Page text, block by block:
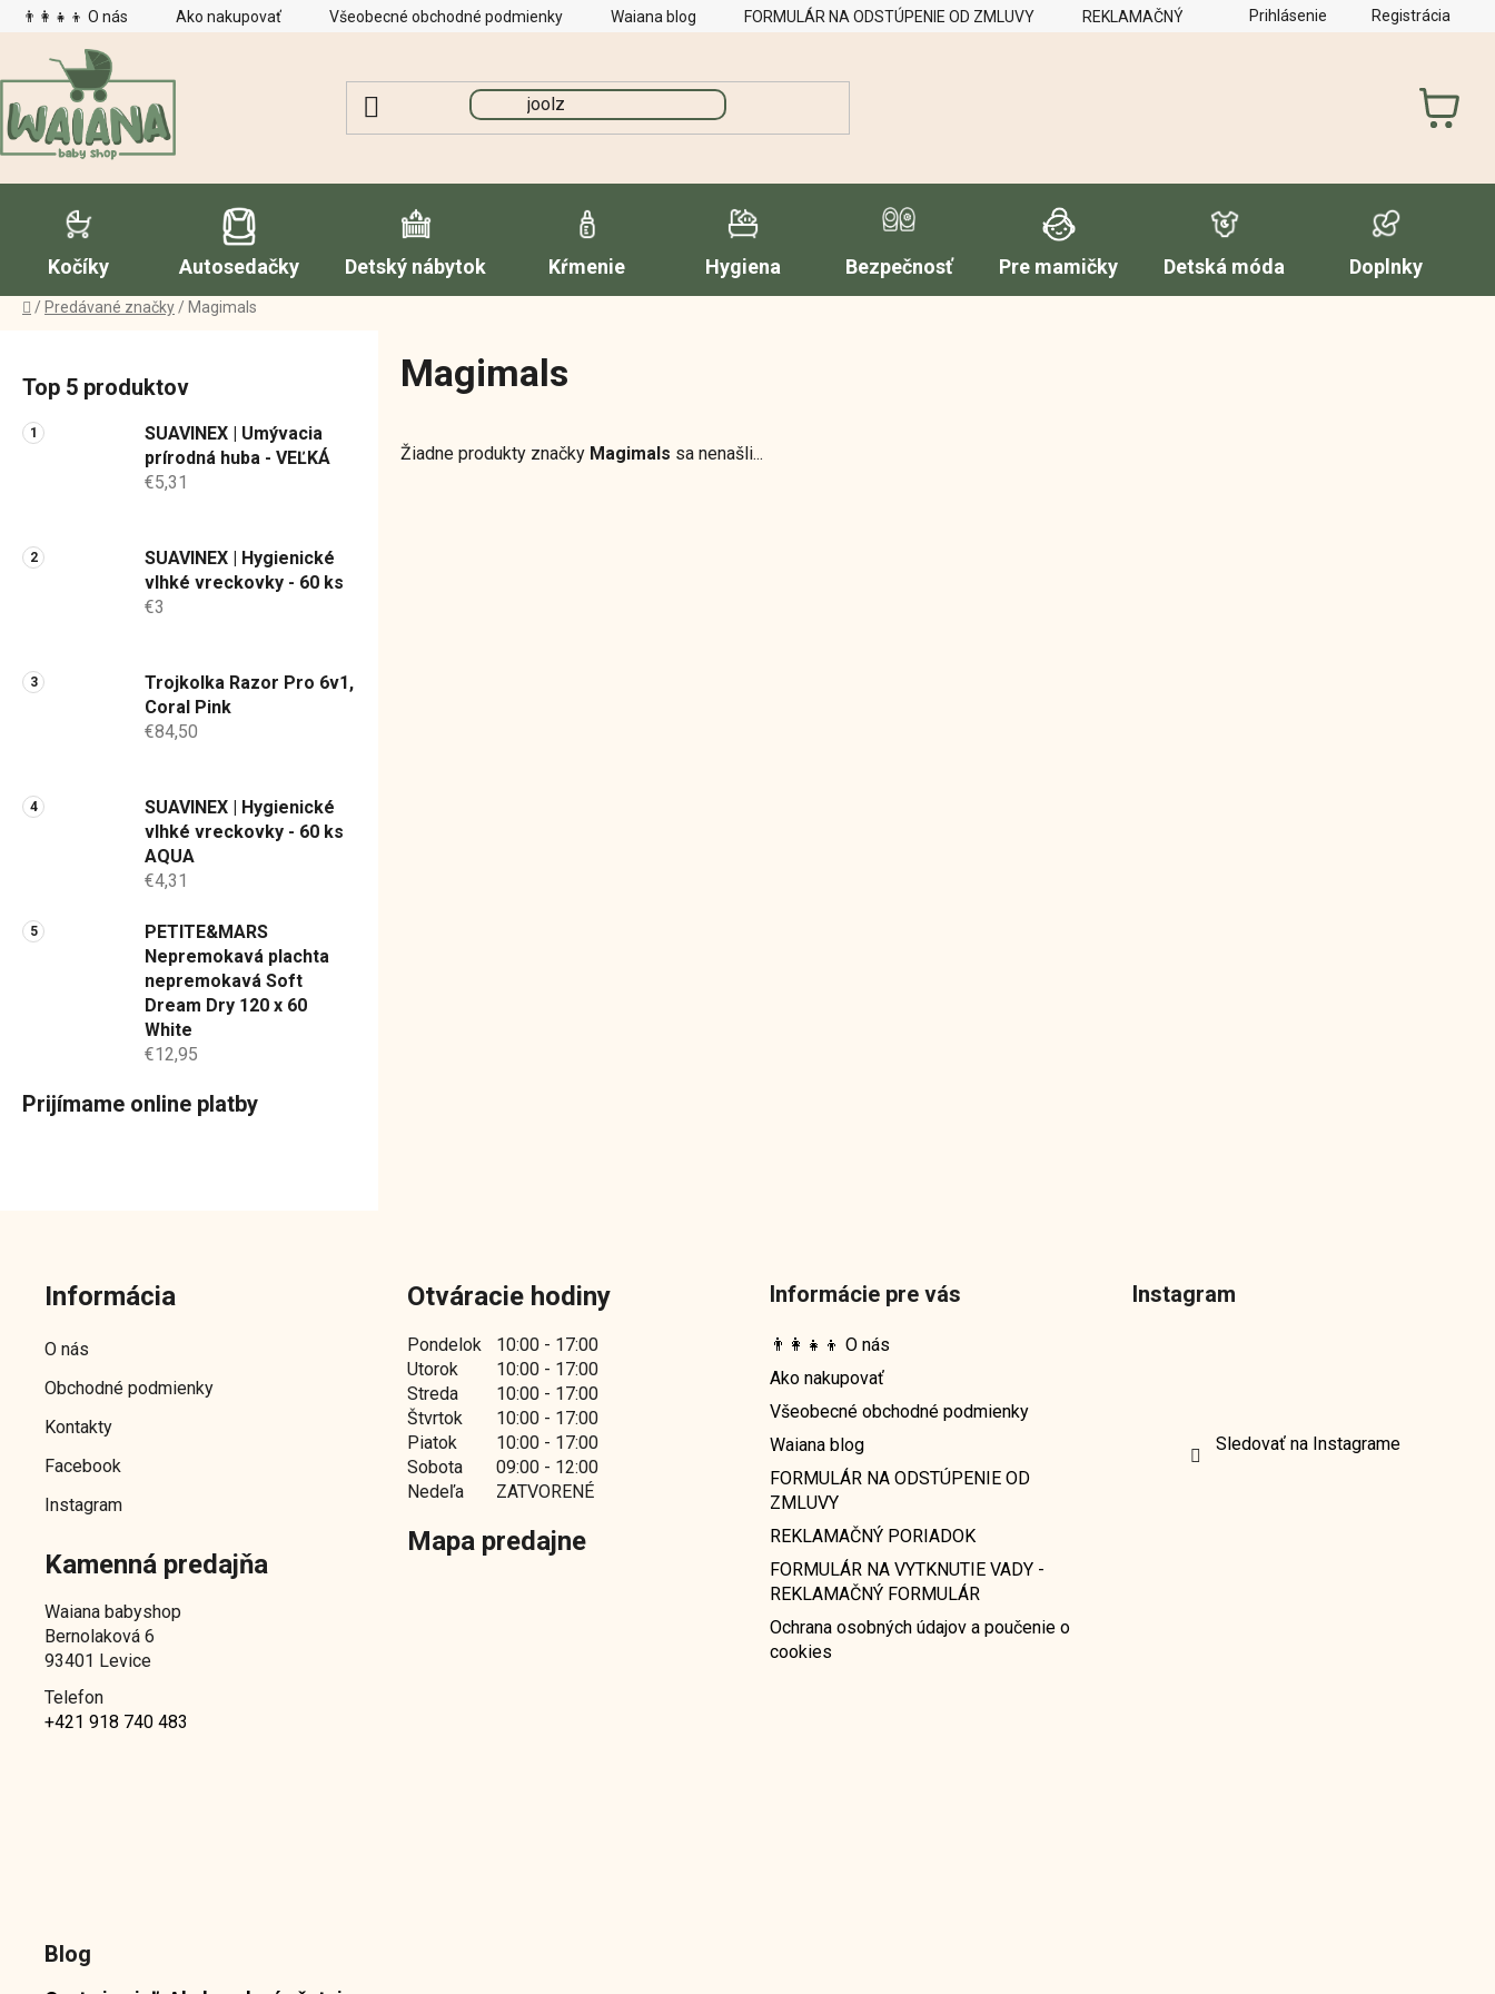
Prejsť
na
👨‍👩‍👧‍👦 O nás Ako nakupovať Všeobecné obchodné podmienky Waiana blog FORMULÁR NA ODSTÚPENIE OD ZMLUVY REKLAMAČNÝ PORIADOK FORMULÁR NA
Prihlásenie Registrácia
KOŠÍK
Kočíky Autosedačky Detský nábytok Kŕmenie Hygiena Bezpečnosť Pre mamičky Detská móda Doplnky
Domov
/ Predávané značky / Magimals
Top 5 produktov
SUAVINEX | Umývacia
prírodná huba - VEĽKÁ
€5,31
SUAVINEX | Hygienické
vlhké vreckovky - 60 ks
€3
Trojkolka Razor Pro 6v1,
Coral Pink
€84,50
SUAVINEX | Hygienické
vlhké vreckovky - 60 ks
AQUA
€4,31
PETITE&MARS
Nepremokavá plachta
nepremokavá Soft
Dream Dry 120 x 60
White
€12,95
Prijímame online platby
Magimals
Žiadne produkty značky Magimals sa nenašli...
Informácia
O nás
Obchodné podmienky
Kontakty
Facebook
Instagram
Kamenná predajňa
Waiana babyshop
Bernolaková 6
93401 Levice
Telefon
+421 918 740 483
Otváracie hodiny
Pondelok
10:00 - 17:00
Utorok
10:00 - 17:00
Streda
10:00 - 17:00
Štvrtok
10:00 - 17:00
Piatok
10:00 - 17:00
Sobota
09:00 - 12:00
Nedeľa
ZATVORENÉ
Mapa predajne
Informácie pre vás
👨‍👩‍👧‍👦 O nás
Ako nakupovať
Všeobecné obchodné podmienky
Waiana blog
FORMULÁR NA ODSTÚPENIE OD
ZMLUVY
REKLAMAČNÝ PORIADOK
FORMULÁR NA VYTKNUTIE VADY -
REKLAMAČNÝ FORMULÁR
Ochrana osobných údajov a poučenie o
cookies
Instagram
Sledovať na Instagrame
Blog